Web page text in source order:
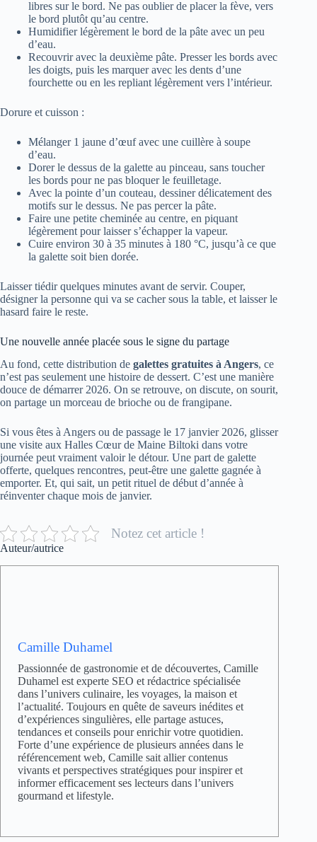
libres sur le bord. Ne pas oublier de placer la fève, vers
le bord plutôt qu’au centre.
Humidifier légèrement le bord de la pâte avec un peu
d’eau.
Recouvrir avec la deuxième pâte. Presser les bords avec
les doigts, puis les marquer avec les dents d’une
fourchette ou en les repliant légèrement vers l’intérieur.
Dorure et cuisson :
Mélanger 1 jaune d’œuf avec une cuillère à soupe
d’eau.
Dorer le dessus de la galette au pinceau, sans toucher
les bords pour ne pas bloquer le feuilletage.
Avec la pointe d’un couteau, dessiner délicatement des
motifs sur le dessus. Ne pas percer la pâte.
Faire une petite cheminée au centre, en piquant
légèrement pour laisser s’échapper la vapeur.
Cuire environ 30 à 35 minutes à 180 °C, jusqu’à ce que
la galette soit bien dorée.
Laisser tiédir quelques minutes avant de servir. Couper,
désigner la personne qui va se cacher sous la table, et laisser le
hasard faire le reste.
Une nouvelle année placée sous le signe du partage
Au fond, cette distribution de galettes gratuites à Angers, ce
n’est pas seulement une histoire de dessert. C’est une manière
douce de démarrer 2026. On se retrouve, on discute, on sourit,
on partage un morceau de brioche ou de frangipane.
Si vous êtes à Angers ou de passage le 17 janvier 2026, glisser
une visite aux Halles Cœur de Maine Biltoki dans votre
journée peut vraiment valoir le détour. Une part de galette
offerte, quelques rencontres, peut-être une galette gagnée à
emporter. Et, qui sait, un petit rituel de début d’année à
réinventer chaque mois de janvier.
Notez cet article !
Auteur/autrice
Camille Duhamel
Passionnée de gastronomie et de découvertes, Camille
Duhamel est experte SEO et rédactrice spécialisée
dans l’univers culinaire, les voyages, la maison et
l’actualité. Toujours en quête de saveurs inédites et
d’expériences singulières, elle partage astuces,
tendances et conseils pour enrichir votre quotidien.
Forte d’une expérience de plusieurs années dans le
référencement web, Camille sait allier contenus
vivants et perspectives stratégiques pour inspirer et
informer efficacement ses lecteurs dans l’univers
gourmand et lifestyle.